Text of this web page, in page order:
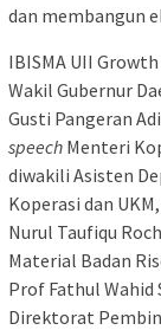
dan membangun
IBISMA UII
Wakil Gubernur
Gusti Pangeran
speech Menteri
diwakili Asisten
Koperasi dan
Nurul Taufiqu
Material Badan
Prof Fathul Wahid
Direktorat